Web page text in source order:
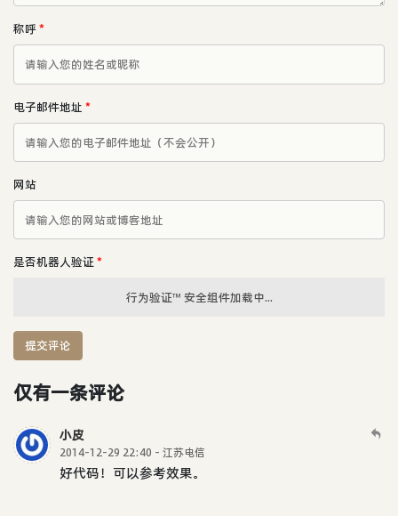
称呼*
电子邮件地址 *
网站
是否机器人验证 *
行为验证™ 安全组件加载中...
提交评论
仅有一条评论
小皮
2014-12-29 22:40 - 江苏电信
好代码！可以参考效果。